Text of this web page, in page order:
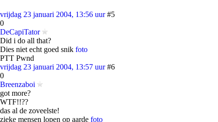
vrijdag 23 januari 2004, 13:56 uur #5
0
DeCapiTator
Did i do all that?
Dies niet echt goed snik foto
PTT Pwnd
vrijdag 23 januari 2004, 13:57 uur #6
0
Breenzaboi
got more?
WTF!!??
das al de zoveelste!
zieke mensen lopen op aarde foto